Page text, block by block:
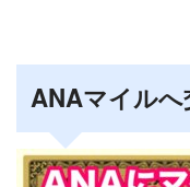
ANAマイルへ